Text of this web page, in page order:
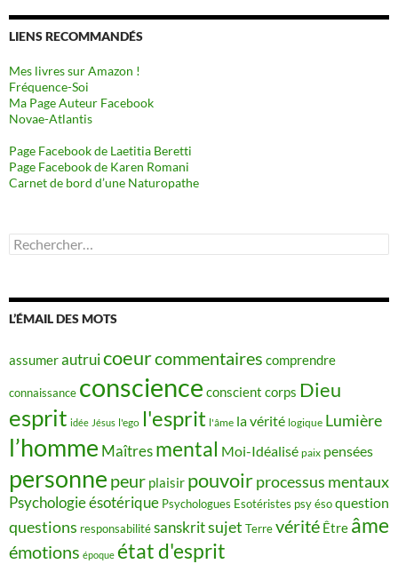
LIENS RECOMMANDÉS
Mes livres sur Amazon !
Fréquence-Soi
Ma Page Auteur Facebook
Novae-Atlantis
Page Facebook de Laetitia Beretti
Page Facebook de Karen Romani
Carnet de bord d’une Naturopathe
Rechercher :
L’ÉMAIL DES MOTS
assumerautruicoeurcommentaires comprendre
connaissance conscience conscient corps Dieu
esprit idée Jésus l'ego l'esprit l'âme la vérité logique Lumière
l’homme Maîtres mental Moi-Idéalisé paix pensées
personne peur plaisir pouvoirprocessus mentaux
Psychologie ésotérique Psychologues Esotéristes psy ésoquestion
questions responsabilitésanskritsujet Terrevérité Être âme
émotions époque état d'esprit